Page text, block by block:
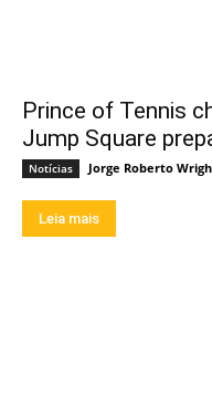
Prince of Tennis
Jump Square
Notícias Jorge Roberto
Leia mais